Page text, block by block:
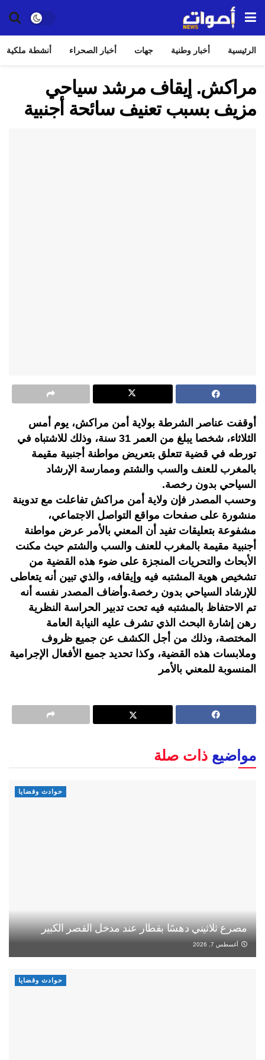
الرئيسية أخبار وطنية جهات أخبار الصحراء أنشطة ملكية
مراكش. إيقاف مرشد سياحي
مزيف بسبب تعنيف سائحة أجنبية
أوقفت عناصر الشرطة بولاية أمن مراكش، يوم أمس
الثلاثاء، شخصا يبلغ من العمر 31 سنة، وذلك للاشتباه في
تورطه في قضية تتعلق بتعريض مواطنة أجنبية مقيمة
بالمغرب للعنف والسب والشتم وممارسة الإرشاد
السياحي بدون رخصة.
وحسب المصدر فإن ولاية أمن مراكش تفاعلت مع تدوينة
منشورة على صفحات مواقع التواصل الاجتماعي،
مشفوعة بتعليقات تفيد أن المعني بالأمر عرض مواطنة
أجنبية مقيمة بالمغرب للعنف والسب والشتم حيث مكنت
الأبحاث والتحريات المنجزة على ضوء هذه القضية من
تشخيص هوية المشتبه فيه وإيقافه، والذي تبين أنه يتعاطى
للإرشاد السياحي بدون رخصة.وأضاف المصدر نفسه أنه
تم الاحتفاظ بالمشتبه فيه تحت تدبير الحراسة النظرية
رهن إشارة البحث الذي تشرف عليه النيابة العامة
المختصة، وذلك من أجل الكشف عن جميع ظروف
وملابسات هذه القضية، وكذا تحديد جميع الأفعال الإجرامية
المنسوبة للمعني بالأمر
مواضيع ذات صلة
حوادث وقضايا
مصرع ثلاثيني دهسًا بقطار عند مدخل القصر الكبير
أغسطس 7, 2026
حوادث وقضايا